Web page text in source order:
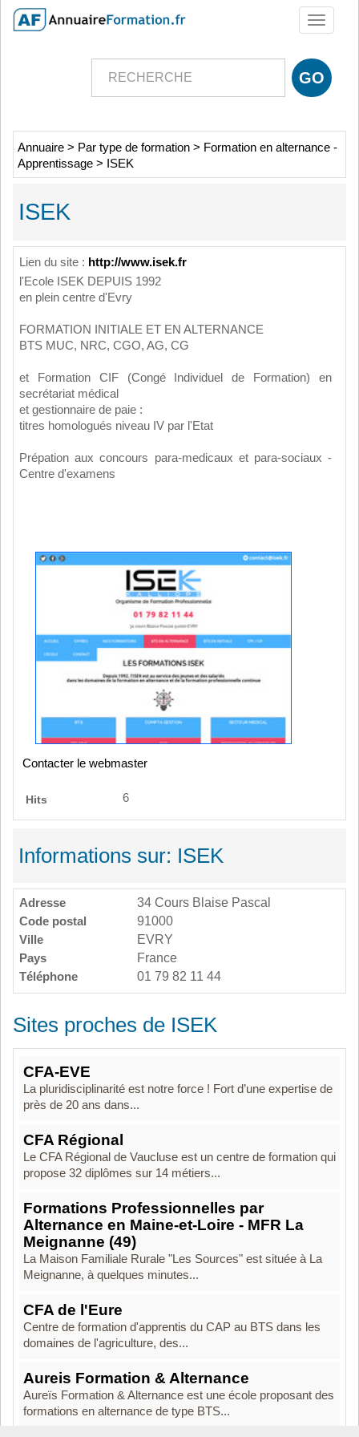
Toggle
Annuaire > Par type de formation > Formation en alternance -
Apprentissage > ISEK
ISEK
Lien du site : http://www.isek.fr
l'Ecole ISEK DEPUIS 1992
en plein centre d'Evry
FORMATION INITIALE ET EN ALTERNANCE
BTS MUC, NRC, CGO, AG, CG
et Formation CIF (Congé Individuel de Formation) en
secrétariat médical
et gestionnaire de paie :
titres homologués niveau IV par l'Etat
Prépation aux concours para-medicaux et para-sociaux -
Centre d'examens
Contacter le webmaster
Hits 6
Informations sur: ISEK
Adresse
34 Cours Blaise Pascal
Code postal
91000
Ville
EVRY
Pays
France
Téléphone
01 79 82 11 44
Sites proches de ISEK
CFA-EVE
La pluridisciplinarité est notre force ! Fort d’une expertise de
près de 20 ans dans...
CFA Régional
Le CFA Régional de Vaucluse est un centre de formation qui
propose 32 diplômes sur 14 métiers...
Formations Professionnelles par
Alternance en Maine-et-Loire - MFR La
Meignanne (49)
La Maison Familiale Rurale "Les Sources" est située à La
Meignanne, à quelques minutes...
CFA de l'Eure
Centre de formation d'apprentis du CAP au BTS dans les
domaines de l'agriculture, des...
Aureis Formation & Alternance
Aureïs Formation & Alternance est une école proposant des
formations en alternance de type BTS...